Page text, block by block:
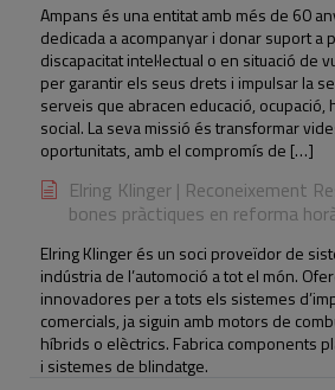
Ampans és una entitat amb més de 60
dedicada a acompanyar i donar suport a
discapacitat intel·lectual o en situació de
per garantir els seus drets i impulsar la
serveis que abracen educació, ocupació,
social. La seva missió és transformar
oportunitats, amb el compromís de […]
Elring Klinger | Reconeixement
bones pràctiques en reforma
Elring Klinger és un soci proveïdor de
indústria de l’automoció a tot el món.
innovadores per a tots els sistemes
comercials, ja siguin amb motors de
híbrids o elèctrics. Fabrica components
i sistemes de blindatge.